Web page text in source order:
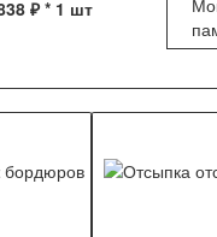
₽* 1 шт